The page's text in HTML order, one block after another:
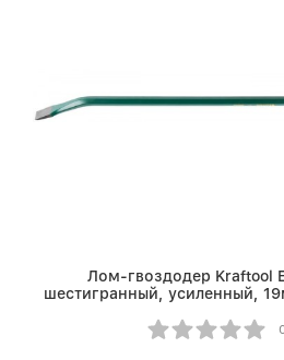
Лом-гвоздодер Kraftool
шестигранный, усиленный,